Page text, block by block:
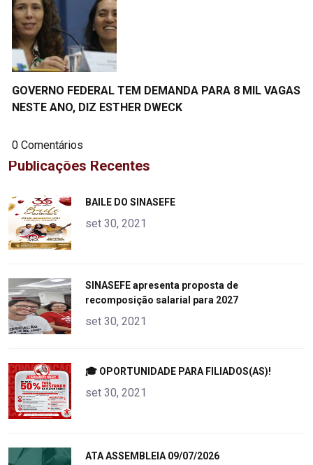
GOVERNO FEDERAL TEM DEMANDA PARA 8 MIL VAGAS
NESTE ANO, DIZ ESTHER DWECK
0 Comentários
Publicações Recentes
alt="product">
BAILE DO SINASEFE
set 30, 2021
alt="product">
SINASEFE apresenta proposta de
recomposição salarial para 2027
set 30, 2021
alt="product">
🎓 OPORTUNIDADE PARA FILIADOS(AS)!
set 30, 2021
ATA ASSEMBLEIA 09/07/2026